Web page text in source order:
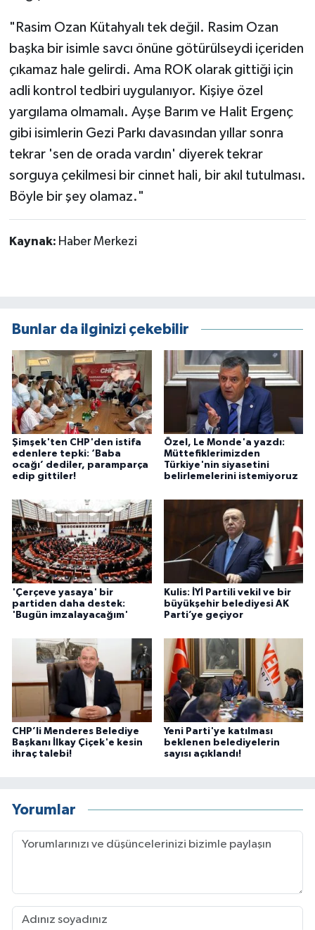
"Rasim Ozan Kütahyalı tek değil. Rasim Ozan
başka bir isimle savcı önüne götürülseydi içeriden
çıkamaz hale gelirdi. Ama ROK olarak gittiği için
adli kontrol tedbiri uygulanıyor. Kişiye özel
yargılama olmamalı. Ayşe Barım ve Halit Ergenç
gibi isimlerin Gezi Parkı davasından yıllar sonra
tekrar 'sen de orada vardın' diyerek tekrar
sorguya çekilmesi bir cinnet hali, bir akıl tutulması.
Böyle bir şey olamaz."
Kaynak: Haber Merkezi
Bunlar da ilginizi çekebilir
Şimşek'ten CHP'den istifa
edenlere tepki: ‘Baba
ocağı’ dediler, paramparça
edip gittiler!
Özel, Le Monde'a yazdı:
Müttefiklerimizden
Türkiye'nin siyasetini
belirlemelerini istemiyoruz
'Çerçeve yasaya' bir
partiden daha destek:
'Bugün imzalayacağım'
Kulis: İYİ Partili vekil ve bir
büyükşehir belediyesi AK
Parti’ye geçiyor
CHP’li Menderes Belediye
Başkanı İlkay Çiçek'e kesin
ihraç talebi!
Yeni Parti'ye katılması
beklenen belediyelerin
sayısı açıklandı!
Yorumlar